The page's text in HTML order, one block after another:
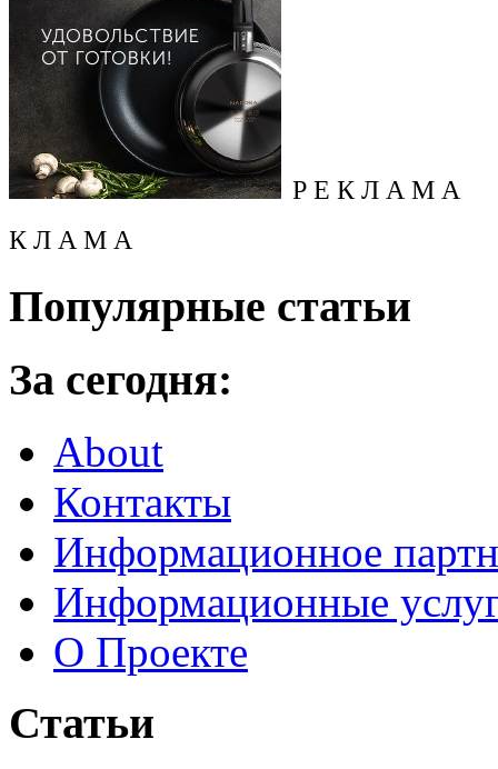
Р Е К Л А М А
К Л А М А
Популярные статьи
За сегодня:
About
Контакты
Информационное
Информационные
О Проекте
Статьи